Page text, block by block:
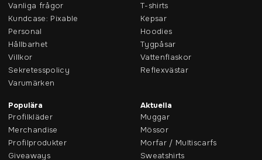
Vanliga frågor
Kundcase: Pixable
Personal
Hållbarhet
Villkor
Sekretesspolicy
Varumärken
T-shirts
Kepsar
Hoodies
Tygpåsar
Vattenflaskor
Reflexvästar
Populära
Profilkläder
Merchandise
Profilprodukter
Giveaways
Aktuella
Muggar
Mössor
Morfar / Multiscarfs
Sweatshirts